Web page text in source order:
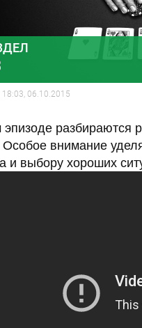
18:03, 06.10.2015
эпизоде разбираются
внимание
и выбору хороших